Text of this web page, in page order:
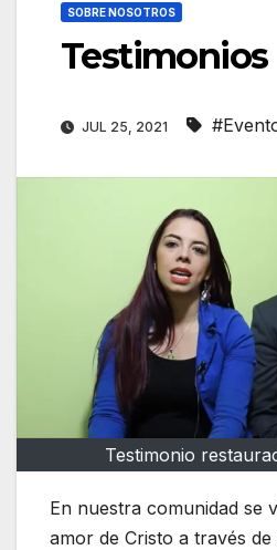
SOBRE NOSOTROS
Testimonios
JUL 25, 2021
Testimonio
En nuestra comunidad se
amor de Cristo a través de